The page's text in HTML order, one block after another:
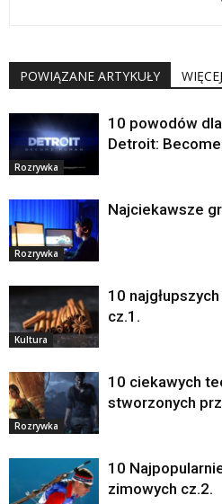
POWIĄZANE ARTYKUŁY
Rozrywka
10 powodów
Detroit: Become
Rozrywka
Najciekawsze
Kultura
10
cz.1.
Rozrywka
10 ciekawych
stworzonych
10
zimowych cz.2.